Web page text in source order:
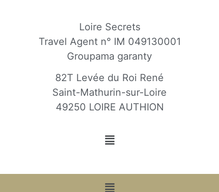
Loire Secrets
Travel Agent n° IM 049130001
Groupama garanty
82T Levée du Roi René
Saint-Mathurin-sur-Loire
49250 LOIRE AUTHION